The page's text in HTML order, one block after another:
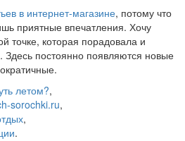
в интернет-магазине, потому что
приятные впечатления. Хочу
точке, которая порадовала и
постоянно появляются новые
летом?,
sorochki.ru,
,
.